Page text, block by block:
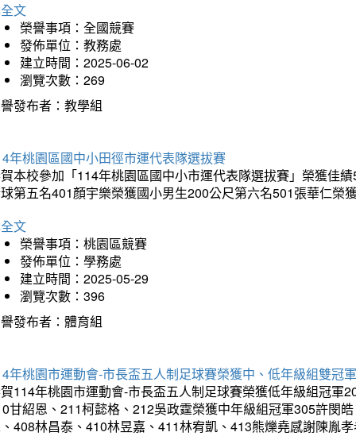
文
榮譽事項：全國競賽
發佈單位：教務處
建立時間：2025-06-02
瀏覽次數：269
發布者：教學組
年桃園區國中小田徑市運代表隊選拔賽
本校參加「114年桃園區國中小市運代表隊選拔賽」榮獲佳
第五名401顏宇樂榮獲國小男生200公尺第六名501張華仁
文
榮譽事項：桃園區競賽
發佈單位：學務處
建立時間：2025-05-29
瀏覽次數：396
發布者：體育組
年桃園市運動會-市長盃五人制足球賽榮獲中、低年級組雙冠軍
114年桃園市運動會-市長盃五人制足球賽榮獲低年級組冠
甘紹恩、211柯懿格、212吳政霆榮獲中年級組冠軍305許閔
408林昌泰、410林昱嘉、411林宥凱、413熊爍堯感謝陳胤